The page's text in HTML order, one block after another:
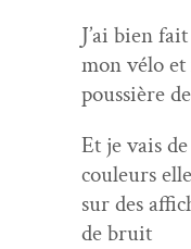
J’ai bien
mon vélo
pous­sière
Et je vais
couleurs
sur des
de bruit